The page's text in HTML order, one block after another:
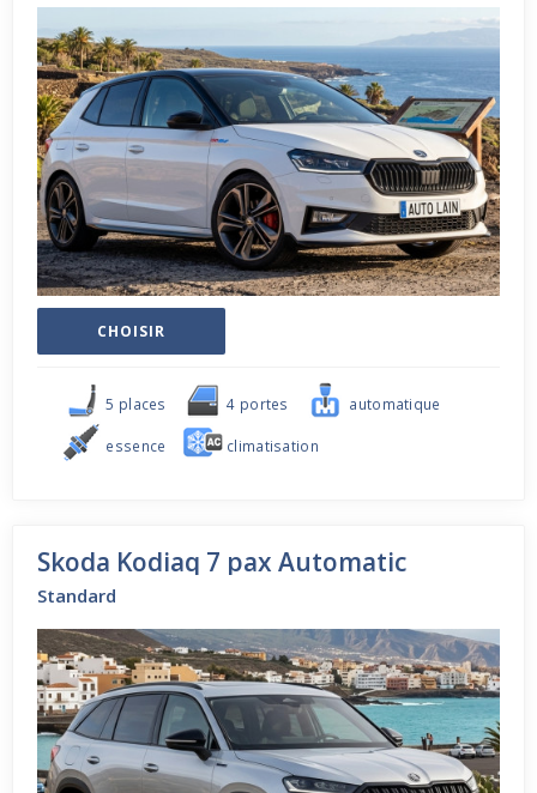
CHOISIR
5 places 4 portes automatique
essence climatisation
Skoda Kodiaq 7 pax Automatic
Standard